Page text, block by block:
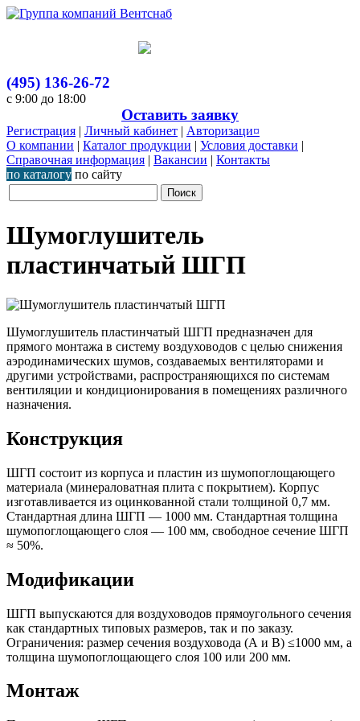
(495) 136-26-72
с 9:00 до 18:00
Оставить заявку
Регистрация | Личный кабинет | Авторизаци¤
О компании | Каталог продукции | Условия доставки |
Справочная информация | Вакансии | Контакты
по каталогу по сайту
Шумоглушитель
пластинчатый ШГП
Шумоглушитель пластинчатый ШГП предназначен для
прямого монтажа в систему воздуховодов с целью снижения
аэродинамических шумов, создаваемых вентиляторами и
другими устройствами, распространяющихся по системам
вентиляции и кондиционирования в помещениях различного
назначения.
Конструкция
ШГП состоит из корпуса и пластин из шумопоглощающего
материала (минераловатная плита с покрытием). Корпус
изготавливается из оцинкованной стали толщиной 0,7 мм.
Стандартная длина ШГП — 1000 мм. Стандартная толщина
шумопоглощающего слоя — 100 мм, свободное сечение ШГП
≈ 50%.
Модификации
ШГП выпускаются для воздуховодов прямоугольного сечения
как стандартных типовых размеров, так и по заказу.
Ограничения: размер сечения воздуховода (А и В) ≤1000 мм, а
толщина шумопоглощающего слоя 100 или 200 мм.
Монтаж